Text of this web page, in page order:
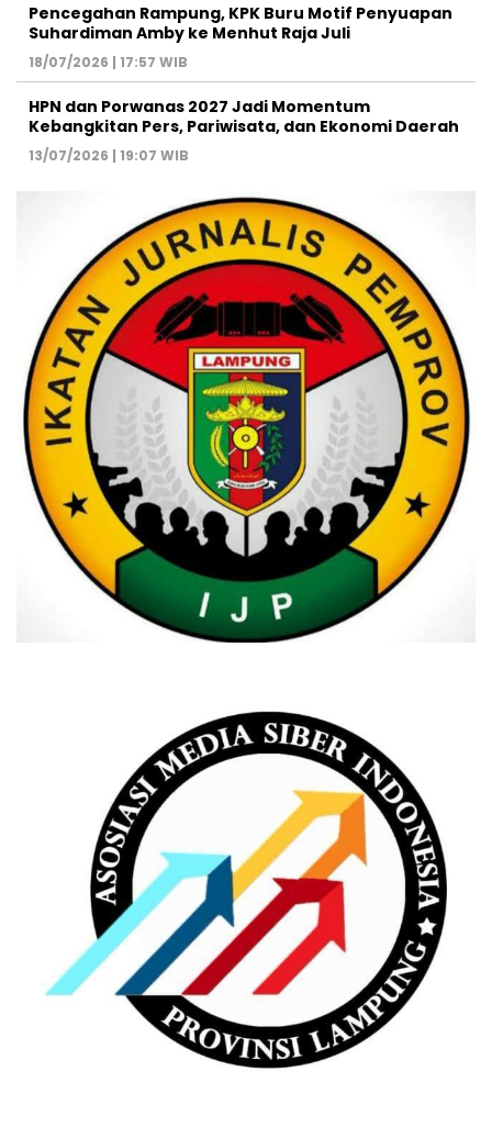
Pencegahan Rampung, KPK Buru Motif Penyuapan
Suhardiman Amby ke Menhut Raja Juli
18/07/2026 | 17:57 WIB
HPN dan Porwanas 2027 Jadi Momentum
Kebangkitan Pers, Pariwisata, dan Ekonomi Daerah
13/07/2026 | 19:07 WIB